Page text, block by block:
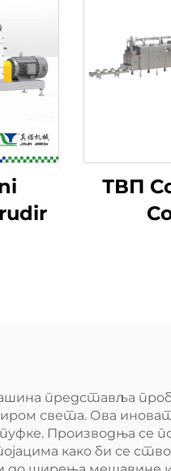
ТВП
представља
света. Ова
пуфке. Производња
како би се